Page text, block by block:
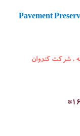
Pavement
، شرکت کندوان